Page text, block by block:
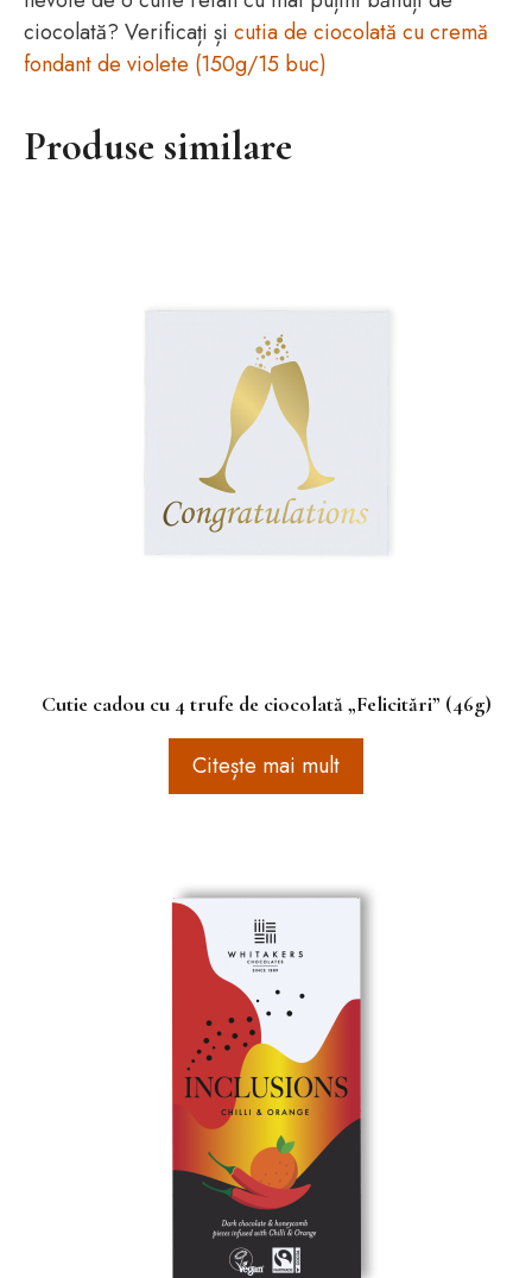
ciocolată? Verificați și cutia de ciocolată cu cremă
fondant de violete (150g/15 buc)
Produse similare
Cutie cadou cu 4 trufe de ciocolată „Felicitări” (46g)
Citește mai mult